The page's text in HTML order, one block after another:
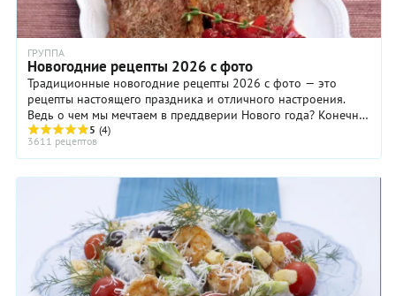
ГРУППА
Новогодние рецепты 2026 с фото
Традиционные новогодние рецепты 2026 с фото — это
рецепты настоящего праздника и отличного настроения.
Ведь о чем мы мечтаем в преддверии Нового года? Конечно,
о чуде и о настоящем праздничном застолье в кругу родных
и близких. И вот — наши маленькие мечты сбываются.
5 (4)
3611 рецептов